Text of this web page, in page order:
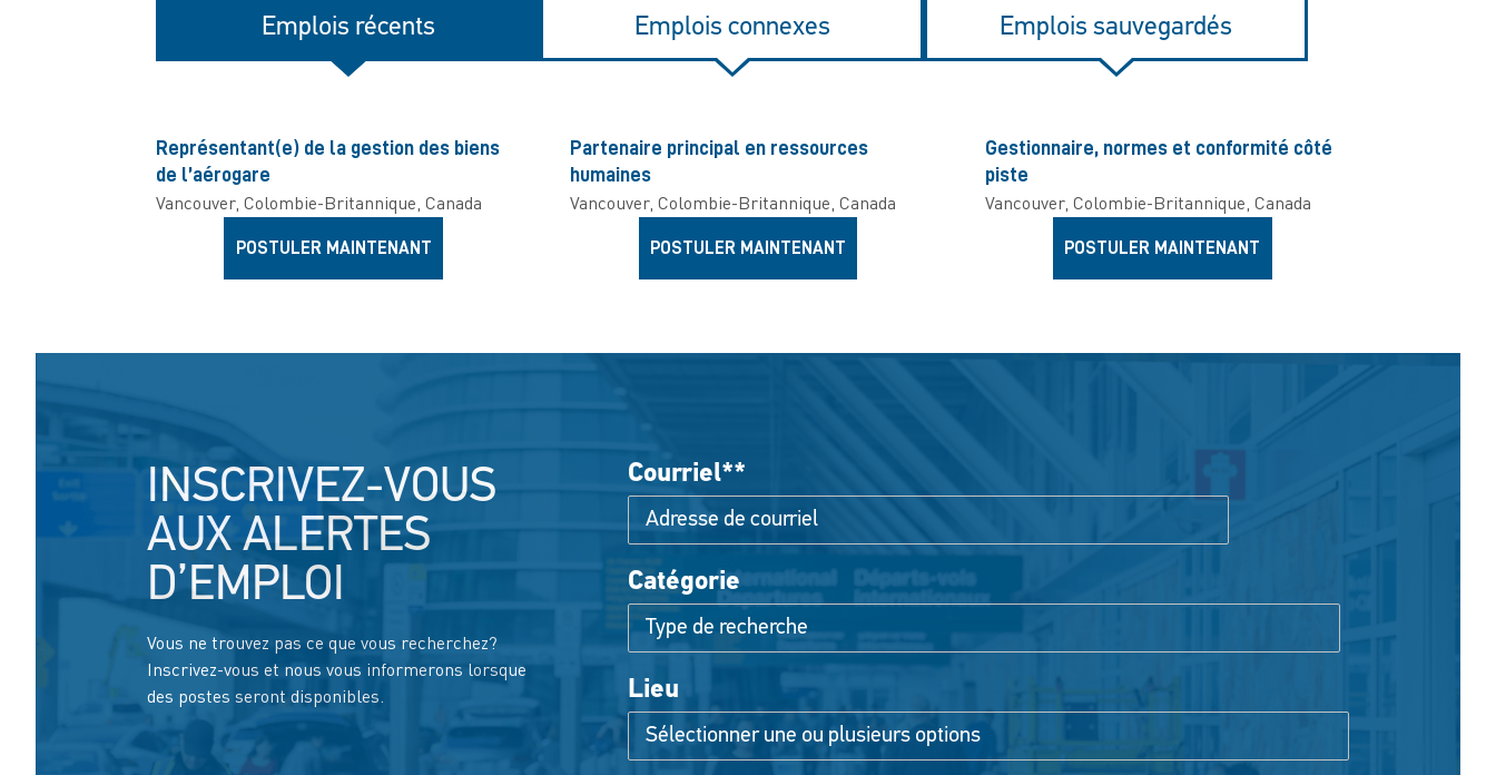
Emplois récents
Représentant(e) de la gestion des biens
de l’aérogare
Vancouver, Colombie-Britannique, Canada
POSTULER MAINTENANT
Partenaire principal en ressources
humaines
Vancouver, Colombie-Britannique, Canada
POSTULER MAINTENANT
Gestionnaire, normes et conformité côté
piste
Vancouver, Colombie-Britannique, Canada
POSTULER MAINTENANT
Emplois connexes Emplois sauvegardés
INSCRIVEZ-VOUS
AUX ALERTES
D’EMPLOI
Vous ne trouvez pas ce que vous recherchez?
Inscrivez-vous et nous vous informerons lorsque
des postes seront disponibles.
Courriel*
Intéressé par
Catégorie
Lieu